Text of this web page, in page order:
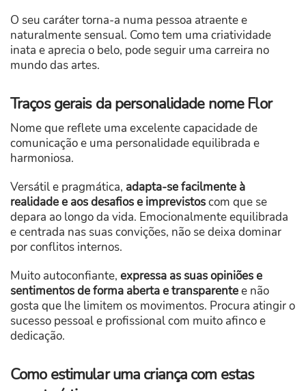
O seu caráter torna-a numa pessoa atraente e
naturalmente sensual. Como tem uma criatividade
inata e aprecia o belo, pode seguir uma carreira no
mundo das artes.
Traços gerais da personalidade nome Flor
Nome que reflete uma excelente capacidade de
comunicação e uma personalidade equilibrada e
harmoniosa.
Versátil e pragmática, adapta-se facilmente à
realidade e aos desafios e imprevistoscom que se
depara ao longo da vida. Emocionalmente equilibrada
e centrada nas suas convições, não se deixa dominar
por conflitos internos.
Muito autoconfiante, expressa as suas opiniões e
sentimentos de forma aberta e transparentee não
gosta que lhe limitem os movimentos. Procura atingir o
sucesso pessoal e profissional com muito afinco e
dedicação.
Como estimular uma criança com estas